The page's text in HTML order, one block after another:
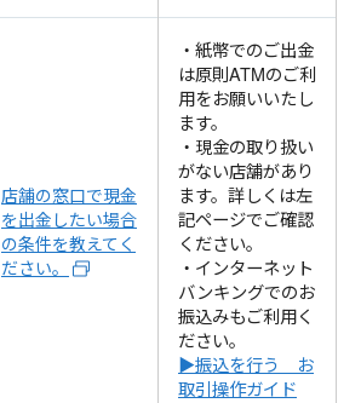
店舗の窓口で現金
を出金したい場合
の条件を教えてく
ださい。
・紙幣でのご出金
は原則ATMのご利
用をお願いいたし
ます。
・現金の取り扱い
がない店舗があり
ます。詳しくは左
記ページでご確認
ください。
・インターネット
バンキングでのお
振込みもご利用く
ださい。
▶振込を行う お
取引操作ガイド